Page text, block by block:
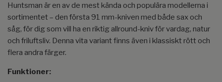
Huntsman är en av de mest kända och populära modellerna i
sortimentet – den första 91 mm-kniven med både sax och
såg, för dig som vill ha en riktig allround-kniv för vardag, natur
och friluftsliv. Denna vita variant finns även i klassiskt rött och
flera andra färger.
Funktioner: